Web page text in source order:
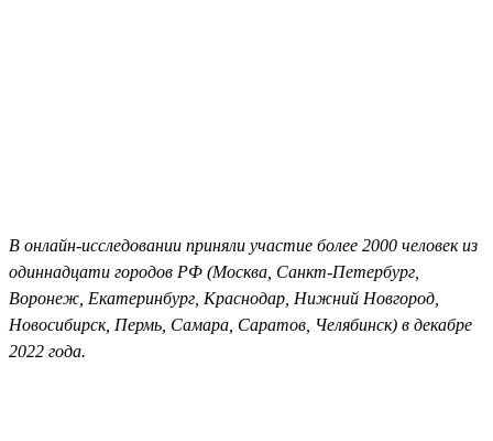
В онлайн-исследовании приняли участие более 2000 человек из
одиннадцати городов РФ (Москва, Санкт-Петербург,
Воронеж, Екатеринбург, Краснодар, Нижний Новгород,
Новосибирск, Пермь, Самара, Саратов, Челябинск) в декабре
2022 года.